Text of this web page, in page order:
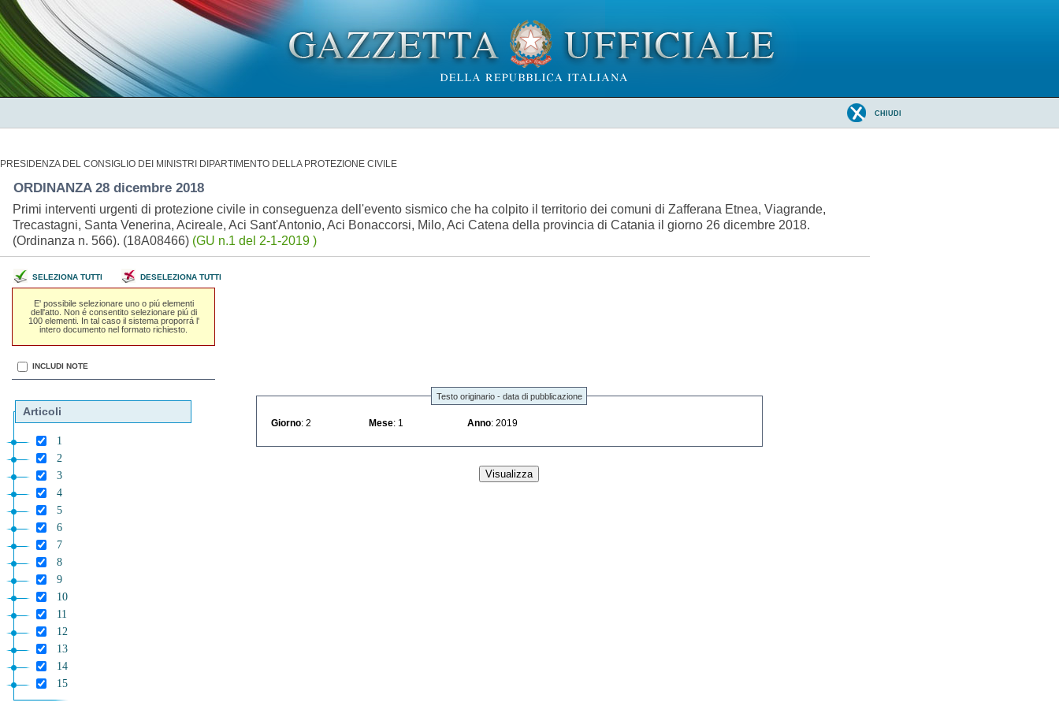
CHIUDI
PRESIDENZA DEL CONSIGLIO DEI MINISTRI DIPARTIMENTO DELLA PROTEZIONE CIVILE
ORDINANZA 28 dicembre 2018
Primi interventi urgenti di protezione civile in conseguenza dell'evento sismico che ha colpito il territorio dei comuni di Zafferana Etnea, Viagrande,
Trecastagni, Santa Venerina, Acireale, Aci Sant'Antonio, Aci Bonaccorsi, Milo, Aci Catena della provincia di Catania il giorno 26 dicembre 2018.
(Ordinanza n. 566). (18A08466) (GU n.1 del 2-1-2019 )
SELEZIONA TUTTI DESELEZIONA TUTTI
E' possibile selezionare uno o piú elementi
dell'atto. Non é consentito selezionare piú di
100 elementi. In tal caso il sistema proporrá l'
intero documento nel formato richiesto.
INCLUDI NOTE
Articoli
1
2
3
4
5
6
7
8
9
10
11
12
13
14
15
Testo originario - data di pubblicazione
Giorno : 2 Mese : 1 Anno : 2019